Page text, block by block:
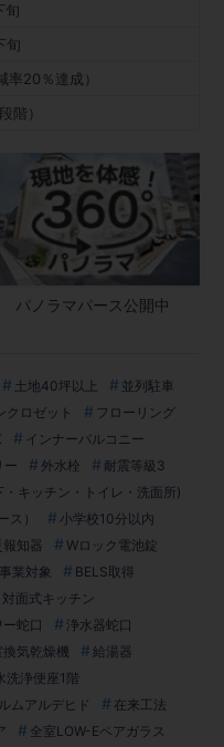
旬
旬
20％達成）
階）
土地40坪以上
並列駐車
クロゼット
フローリング
インナーバルコニー
ー 外水栓
耐震等級3
キッチン・トイレ・洗面所)
ス）
小学校10分以内
報知器
Wロック電池錠
業対象
BELS取得
対面式キッチン
ー蛇口
浄水器蛇口
換気乾燥機
給湯器
洗浄便座1階
ムアルデヒド
在来工法
全室LOW-Eペアガラス
パノラマパース公開中